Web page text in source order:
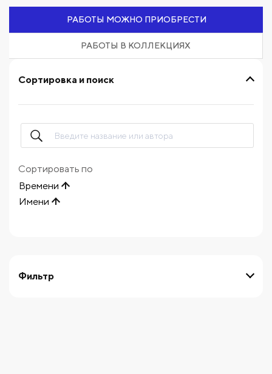
РАБОТЫ МОЖНО ПРИОБРЕСТИ
РАБОТЫ В КОЛЛЕКЦИЯХ
Фильтр
Сортировка и поиск
Сортировать по
Времени
Имени